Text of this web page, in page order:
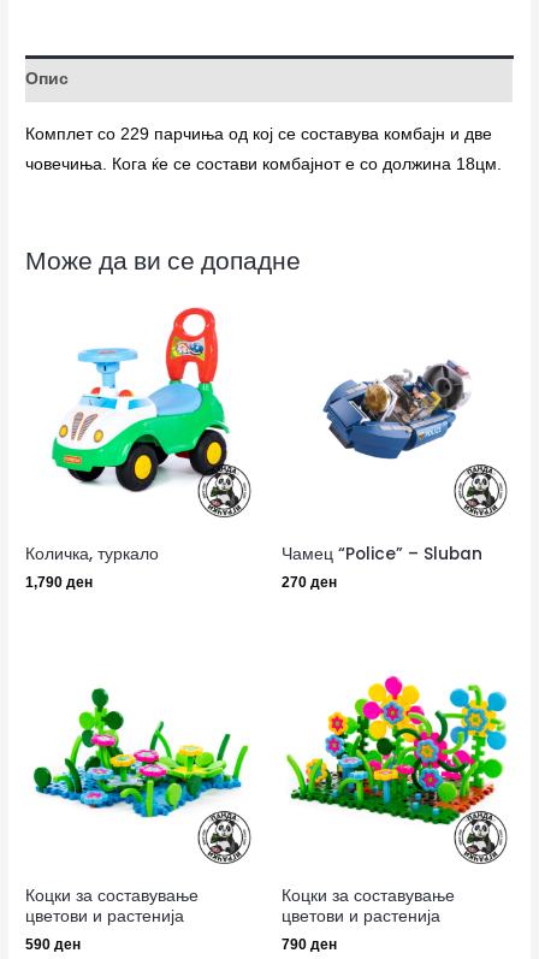
Опис
Комплет со 229 парчиња од кој се составува комбајн и две
човечиња. Кога ќе се состави комбајнот е со должина 18цм.
Може да ви се допадне
Количка, туркало
1,790ден
Чамец “Police” – Sluban
270 ден
Коцки за составување
цветови и растенија
590ден
Коцки за составување
цветови и растенија
790 ден